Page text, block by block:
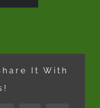
It With